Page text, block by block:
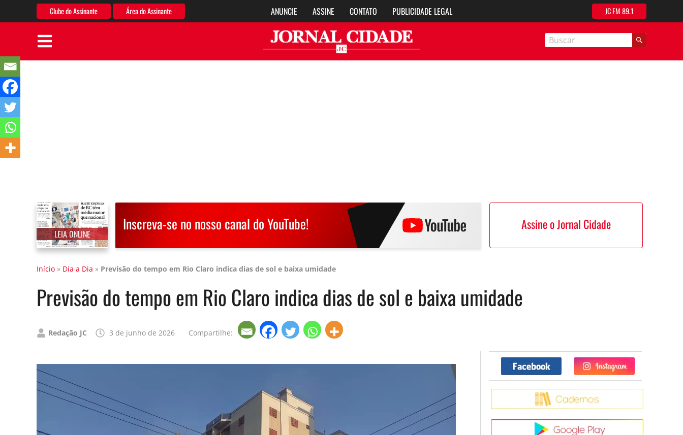
Clube do Assinante Área do Assinante ANUNCIE ASSINE CONTATO PUBLICIDADE LEGAL JC FM 89.1
LEIA ONLINE
Inscreva-se no nosso canal do YouTube! Assine o Jornal Cidade
Início » Dia a Dia » Previsão do tempo em Rio Claro indica dias de sol e baixa umidade
Previsão do tempo em Rio Claro indica dias de sol e baixa umidade
Publicado
Redação JC 3 de junho de 2026 Compartilhe:
Facebook Twitter